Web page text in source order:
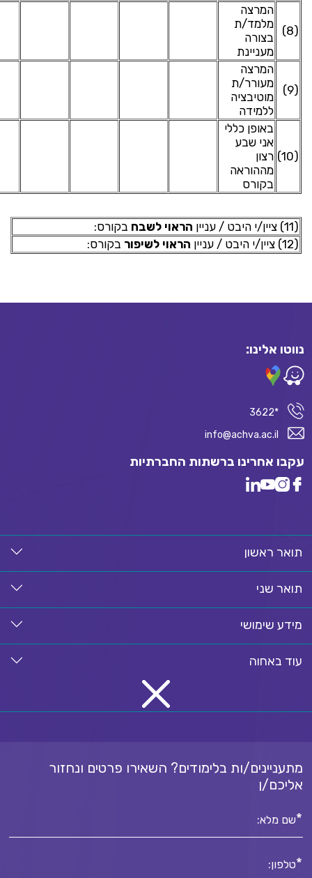
(8)
המרצה
מלמד/ת
בצורה
מעניינת
(9)
המרצה
מעורר/ת
מוטיבציה
ללמידה
(10)
באופן כללי
אני שבע
רצון
מההוראה
בקורס
(11) ציין/י היבט / עניין הראוי לשבח בקורס:
(12) ציין/י היבט / עניין
הראוי לשיפור בקורס:
נווטו אלינו:
*3622
info@achva.ac.il
עקבו אחרינו ברשתות החברתיות
תואר ראשון
תואר שני
מידע שימושי
עוד באחוה
מתעניינים/ות בלימודים? השאירו פרטים ונחזור
אליכם/ן
שם מלא:*
טלפון:*